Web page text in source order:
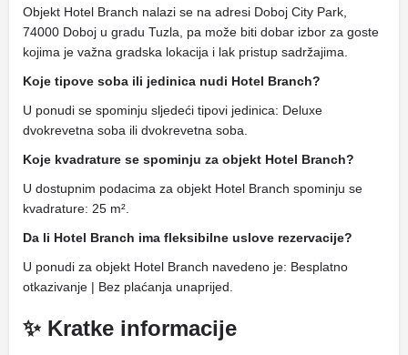
Objekt Hotel Branch nalazi se na adresi Doboj City Park,
74000 Doboj u gradu Tuzla, pa može biti dobar izbor za goste
kojima je važna gradska lokacija i lak pristup sadržajima.
Koje tipove soba ili jedinica nudi Hotel Branch?
U ponudi se spominju sljedeći tipovi jedinica: Deluxe
dvokrevetna soba ili dvokrevetna soba.
Koje kvadrature se spominju za objekt Hotel Branch?
U dostupnim podacima za objekt Hotel Branch spominju se
kvadrature: 25 m².
Da li Hotel Branch ima fleksibilne uslove rezervacije?
U ponudi za objekt Hotel Branch navedeno je: Besplatno
otkazivanje | Bez plaćanja unaprijed.
✨ Kratke informacije